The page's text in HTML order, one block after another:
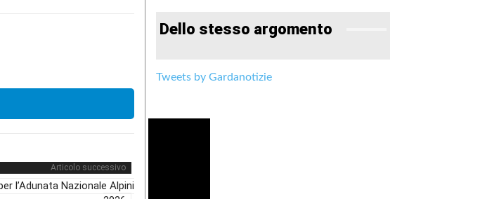
Articolo successivo
l’Adunata Nazionale Alpini
Dello stesso argomento
Tweets by Gardanotizie